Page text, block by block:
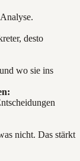
desto
wo sie ins
nicht. Das stärkt